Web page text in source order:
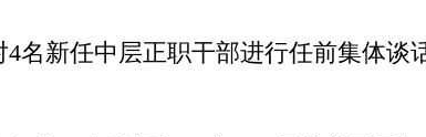
4名新任中层正职干部进行任前集体谈